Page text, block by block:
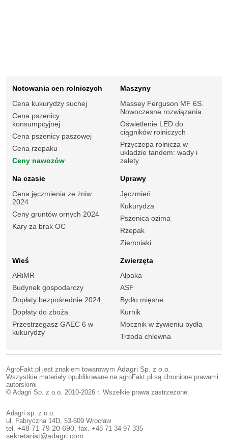
Notowania cen rolniczych
Cena kukurydzy suchej
Cena pszenicy
konsumpcyjnej
Cena pszenicy paszowej
Cena rzepaku
Ceny nawozów
Maszyny
Massey Ferguson MF 6S.
Nowoczesne rozwiązania
Oświetlenie LED do
ciągników rolniczych
Przyczepa rolnicza w
układzie tandem: wady i
zalety
Na czasie
Cena jęczmienia ze żniw
2024
Ceny gruntów ornych 2024
Kary za brak OC
Uprawy
Jęczmień
Kukurydza
Pszenica ozima
Rzepak
Ziemniaki
Wieś
ARiMR
Budynek gospodarczy
Dopłaty bezpośrednie 2024
Dopłaty do zboża
Przestrzegasz GAEC 6 w
kukurydzy
Zwierzęta
Alpaka
ASF
Bydło mięsne
Kurnik
Mocznik w żywieniu bydła
Trzoda chlewna
AgroFakt.pl jest znakiem towarowym Adagri Sp. z o.o.
Wszystkie materiały opublikowane na agroFakt.pl są chronione prawami
autorskimi
© Adagri Sp. z o.o. 2010-2026 r. Wszelkie prawa zastrzeżone.
Adagri sp. z o.o.
ul. Fabryczna 14D, 53-609 Wrocław
tel. +48 71 79 20 690 , fax. +48 71 34 97 335
sekretariat@adagri.com